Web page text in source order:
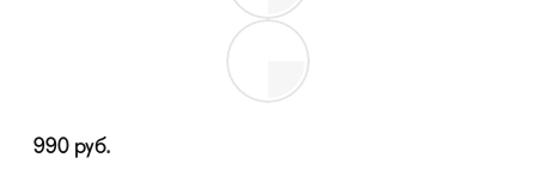
990 руб.